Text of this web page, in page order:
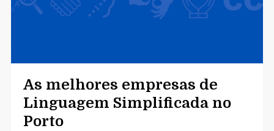
As melhores empresas de
Linguagem Simplificada no
Porto